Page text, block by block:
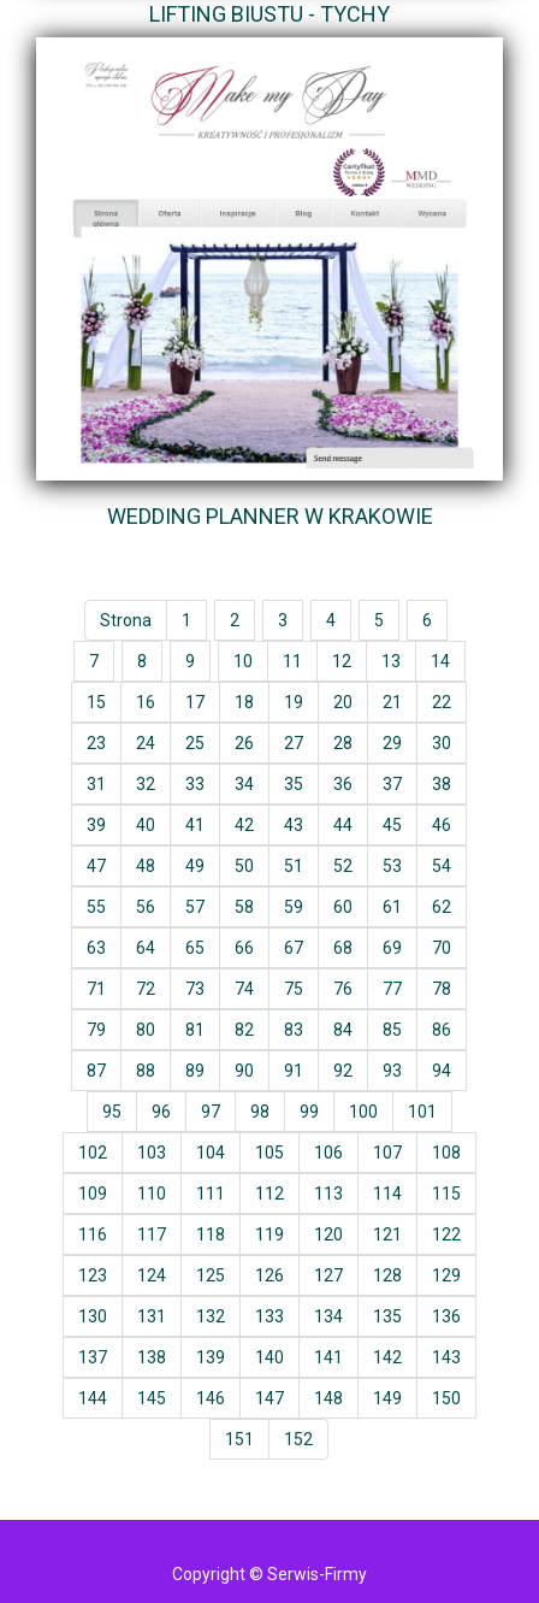
LIFTING BIUSTU - TYCHY
WEDDING PLANNER W KRAKOWIE
Strona 1 2 3 4 5 6
7 8 9 10 11 12 13 14
15 16 17 18 19 20 21 22
23 24 25 26 27 28 29 30
31 32 33 34 35 36 37 38
39 40 41 42 43 44 45 46
47 48 49 50 51 52 53 54
55 56 57 58 59 60 61 62
63 64 65 66 67 68 69 70
71 72 73 74 75 76 77 78
79 80 81 82 83 84 85 86
87 88 89 90 91 92 93 94
95 96 97 98 99 100 101
102 103 104 105 106 107 108
109 110 111 112 113 114 115
116 117 118 119 120 121 122
123 124 125 126 127 128 129
130 131 132 133 134 135 136
137 138 139 140 141 142 143
144 145 146 147 148 149 150
151 152
Copyright © Serwis-Firmy